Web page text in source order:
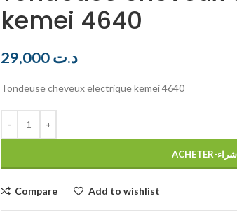
kemei 4640
د.ت
Tondeuse cheveux electrique kemei 4640
ACHETER-شراء
Compare Add to wishlist